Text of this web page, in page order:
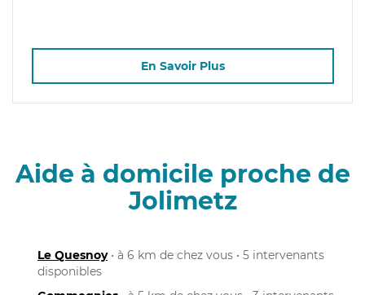
En Savoir Plus
Aide à domicile proche de
Jolimetz
Le Quesnoy• à 6 km de chez vous • 5 intervenants
disponibles